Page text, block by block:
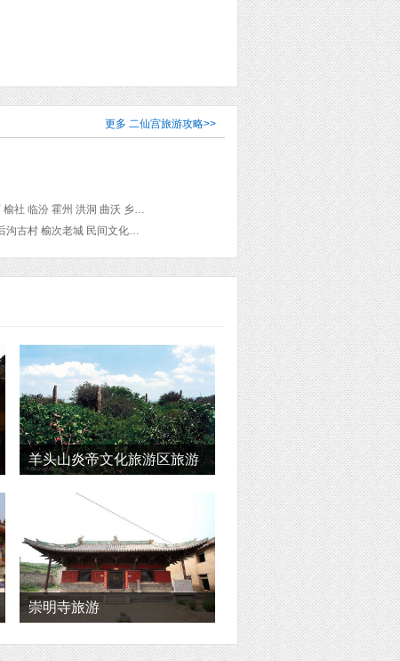
更多 二仙宫旅游攻略>>
平定 阳泉 寿阳 榆次 晋中 太谷 祁县 平遥 吕梁 交城 文水 柳林 方山 介休 绵山Mianshan 灵石 榆社 临汾 霍州 洪洞 曲沃 乡宁 吉县 河津 稷山 运城 新绛 闻喜 夏县 芮城 永济 万荣 晋城 沁水 陵川 武乡 长治 平顺 壶关 长治县
区 乌金山国家森林公园 后沟古村 榆次老城 民间文
羊头山炎帝文化旅游区旅游
崇明寺旅游